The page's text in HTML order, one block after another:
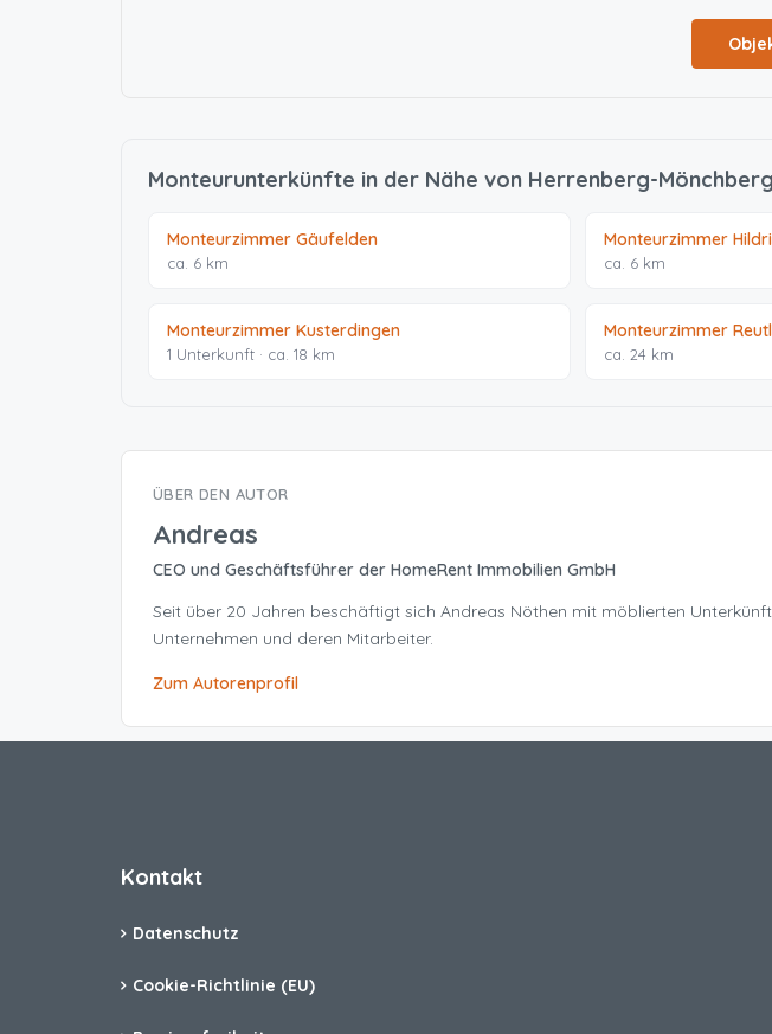
Monteurunterkünfte in der Nähe von Herrenberg-Mönchberg
Monteurzimmer Gäufelden
ca. 6 km
Monteurzimmer
ca. 6 km
Monteurzimmer Kusterdingen
1 Unterkunft · ca. 18 km
Monteurzimmer
ca. 24 km
ÜBER DEN AUTOR
Andreas
CEO und Geschäftsführer der HomeRent Immobilien GmbH
Seit über 20 Jahren beschäftigt sich Andreas Nöthen mit möblierten
Unternehmen und deren Mitarbeiter.
Zum Autorenprofil
Kontakt
Datenschutz
Cookie-Richtlinie (EU)